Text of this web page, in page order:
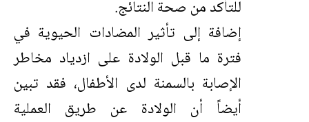
للتأكد من صحة النتائج.
إضافة إلى تأثير المضادات الحيوية في
فترة ما قبل الولادة على ازدياد مخاطر
الإصابة بالسمنة لدى الأطفال، فقد تبين
أيضاً أن الولادة عن طريق العملية